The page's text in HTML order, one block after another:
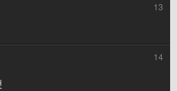
13
14